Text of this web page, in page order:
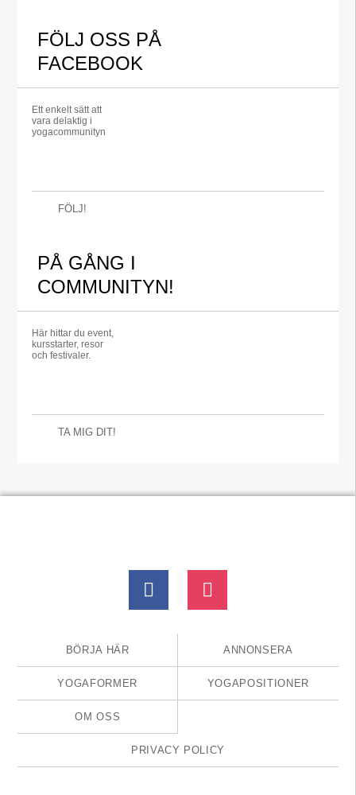
FÖLJ OSS PÅ
FACEBOOK
Ett enkelt sätt att
vara delaktig i
yogacommunityn
FÖLJ!
PÅ GÅNG I
COMMUNITYN!
Här hittar du event,
kursstarter, resor
och festivaler.
TA MIG DIT!
BÖRJA HÄR ANNONSERA
YOGAFORMER YOGAPOSITIONER
OM OSS
PRIVACY POLICY